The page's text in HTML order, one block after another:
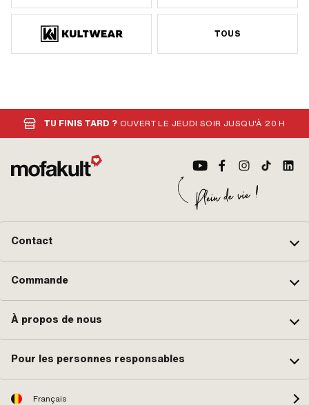
TOUS
TU FINIS TARD ? OUVERT LE JEUDI SOIR JUSQU'À 20 H
Contact
Commande
À propos de nous
Pour les personnes responsables
Français